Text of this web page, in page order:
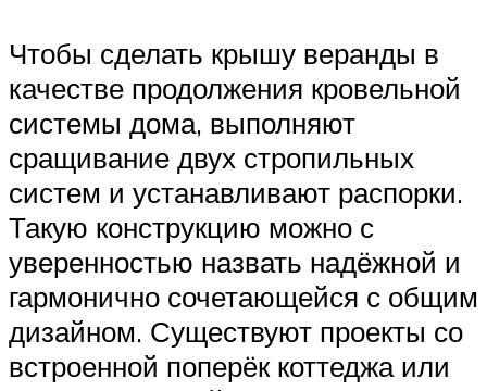
Чтобы сделать крышу веранды в
качестве продолжения кровельной
системы дома, выполняют
сращивание двух стропильных
систем и устанавливают распорки.
Такую конструкцию можно с
уверенностью назвать надёжной и
гармонично сочетающейся с общим
дизайном. Существуют проекты со
встроенной поперёк коттеджа или